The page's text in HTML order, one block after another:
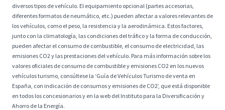
diversos tipos de vehículo. El equipamiento opcional (partes accesorias,
diferentes formatos de neumático, etc.) pueden afectar a valores relevantes de
los vehículos, como el peso, la resistencia y la aerodinámica. Estos factores,
junto con la climatología, las condiciones del tráfico y la forma de conducción,
pueden afectar el consumo de combustible, el consumo de electricidad, las
emisiones CO2 y las prestaciones del vehículo. Para más información sobre los
valores oficiales de consumo de combustible y emisiones CO2 en los nuevos
vehículos turismo, consúltese la ‘Guía de Vehículos Turismo de venta en
España, con indicación de consumos y emisiones de CO2’, que está disponible
en todos los concesionarios y en la web del Instituto para la Diversificación y
Ahorro de la Energía.